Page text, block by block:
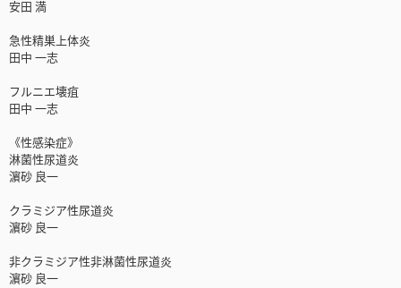
安田 満
急性精巣上体炎
田中 一志
フルニエ壊疽
田中 一志
《性感染症》
淋菌性尿道炎
濵砂 良一
クラミジア性尿道炎
濵砂 良一
非クラミジア性非淋菌性尿道炎
濵砂 良一